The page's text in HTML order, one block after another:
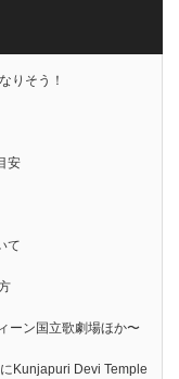
りそう！
安
て
ーン国立歌劇場ほか〜
Kunjapuri Devi Temple